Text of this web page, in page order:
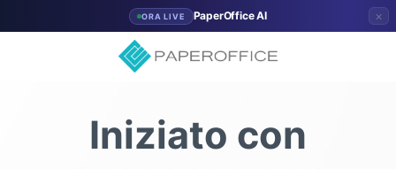
ORA LIVE PaperOffice AI ×
Iniziato con